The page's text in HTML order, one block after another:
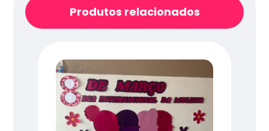
Produtos relacionados